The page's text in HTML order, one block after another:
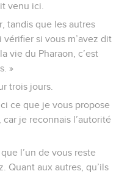
venu ici.
tandis que les autres
si vous m’avez dit
vie du Pharaon, c’est
»
trois jours.
ce que je vous propose
je reconnais l’autorité
l’un de vous reste
Quant aux autres, qu’ils